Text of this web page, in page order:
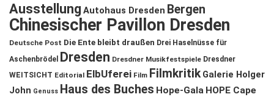
Ausstellung Autohaus Dresden Bergen
Chinesischer Pavillon Dresden
Deutsche Post Die Ente bleibt draußen Drei Haselnüsse für
Aschenbrödel Dresden Dresdner Musikfestspiele Dresdner
WEITSICHT Editorial ElbUferei Film Filmkritik Galerie Holger
John Genuss Haus des Buches Hope-Gala HOPE Cape